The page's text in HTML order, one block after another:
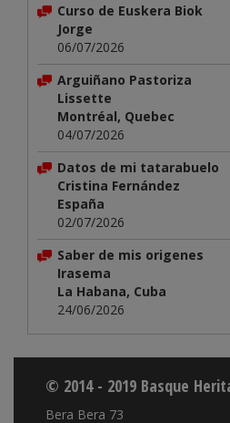
Curso de Euskera Biok
Jorge
06/07/2026
Arguiñano Pastoriza
Lissette
Montréal, Quebec
04/07/2026
Datos de mi tatarabuelo
Cristina Fernández
España
02/07/2026
Saber de mis origenes
Irasema
La Habana, Cuba
24/06/2026
© 2014 - 2019 Basque
Bera Bera 73